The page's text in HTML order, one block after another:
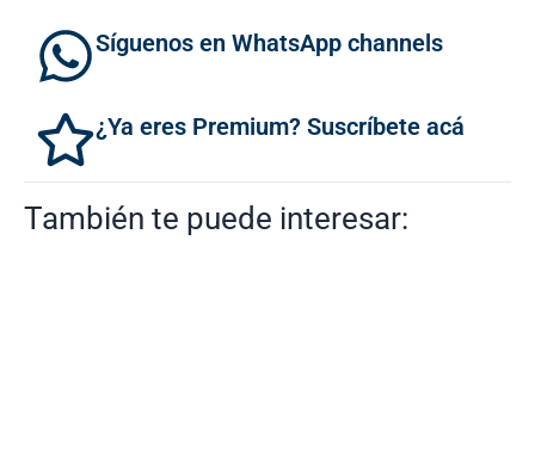
Síguenos en WhatsApp channels
¿Ya eres Premium? Suscríbete acá
También te puede interesar: